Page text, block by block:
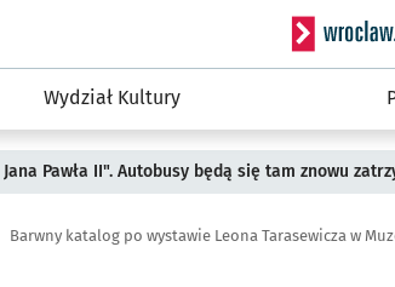
Serwis
Wydział Kultury
Pawła II". Autobusy będą się tam znowu
Barwny katalog po wystawie Leona Tarasewicza w